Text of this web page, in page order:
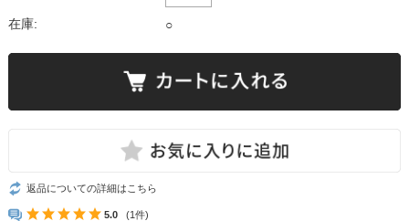
在庫: ○
返品についての詳細はこちら
5.0 (1件)